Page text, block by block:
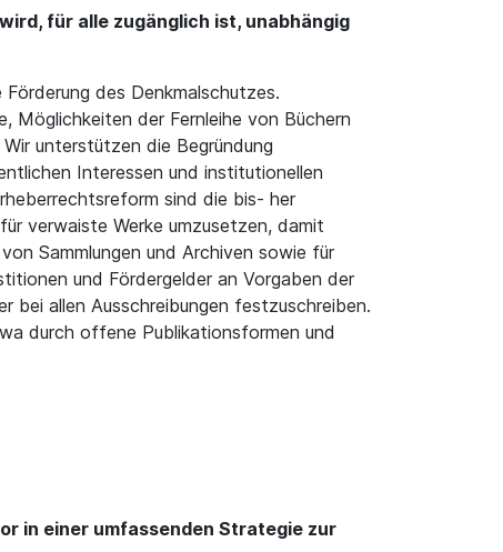
für alle zugänglich ist, unabhängig
des Denkmalschutzes.
Möglichkeiten der Fernleihe von Büchern
unterstützen die Begründung
Interessen und institutionellen
sind die bis- her
verwaiste Werke umzusetzen, damit
Sammlungen und Archiven sowie für
und Fördergelder an Vorgaben der
bei allen Ausschreibungen festzuschreiben.
durch offene Publikationsformen und
in einer umfassenden Strategie zur